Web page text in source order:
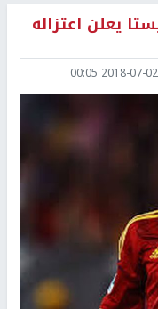
يعلن اعتزاله
2018-07-02 00:05